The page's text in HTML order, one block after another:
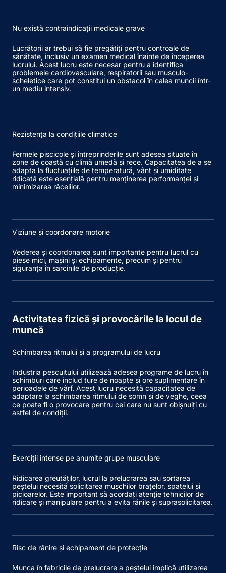
Nu există contraindicații medicale grave
Lucrătorii ar trebui să fie pregătiți pentru controale de
sănătate, inclusiv un examen medical înainte de începerea
lucrului. Acest lucru este necesar pentru a identifica
problemele cardiovasculare, respiratorii sau musculo-
scheletice care pot constitui un obstacol în calea muncii într-
un mediu intensiv.
Rezistența la condițiile climatice
Fermele piscicole și întreprinderile sunt adesea situate în
zone de coastă cu climă umedă și rece. Capacitatea de a se
adapta la fluctuațiile de temperatură, vânt și umiditate
ridicată este esențială pentru menținerea performanței și
minimizarea răcelilor.
Viziune și coordonare motorie
Vederea și coordonarea sunt importante pentru lucrul cu
piese mici, mașini și echipamente, precum și pentru
siguranța în sarcinile de producție.
Activitatea fizică și provocările la locul de
muncă
Schimbarea ritmului și a programului de lucru
Industria pescuitului utilizează adesea programe de lucru în
schimburi care includ ture de noapte și ore suplimentare în
perioadele de vârf. Acest lucru necesită capacitatea de
adaptare la schimbarea ritmului de somn și de veghe, ceea
ce poate fi o provocare pentru cei care nu sunt obișnuiți cu
astfel de condiții.
Exerciții intense pe anumite grupe musculare
Ridicarea greutăților, lucrul la prelucrarea sau sortarea
peștelui necesită solicitarea mușchilor brațelor, spatelui și
picioarelor. Este important să acordați atenție tehnicilor de
ridicare și manipulare pentru a evita rănile și suprasolicitarea.
Risc de rănire și echipament de protecție
Munca în fabricile de prelucrare a peștelui implică utilizarea